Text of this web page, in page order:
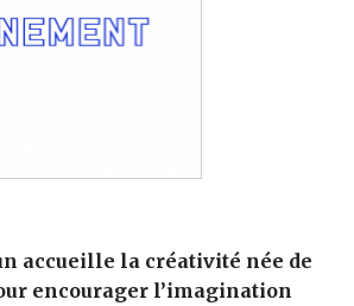
accueille la créativité née de
encourager l’imagination